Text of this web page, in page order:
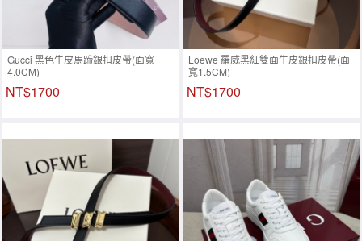
Gucci 黑色牛皮馬蹄銀扣皮帶(面寬
4.0CM)
NT$1700
Loewe 羅威黑紅雙面牛皮銀扣皮帶(面
寬1.5CM)
NT$1700